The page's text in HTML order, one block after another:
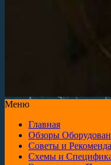
Меню
Главная
Обзоры
Советы и
Схемы и